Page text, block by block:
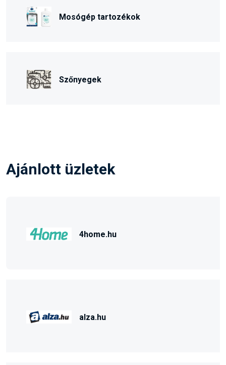
Mosógép tartozékok
Szőnyegek
Ajánlott üzletek
4home.hu
alza.hu